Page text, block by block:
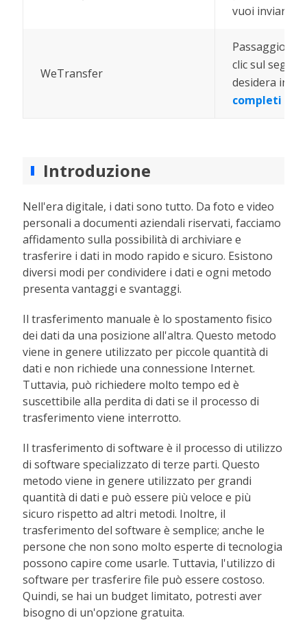
vuoi inviare
WeTransfer
Passaggio 1.
clic sul segno
desidera
completi
Introduzione
Nell'era digitale, i dati sono tutto. Da foto e video
personali a documenti aziendali riservati, facciamo
affidamento sulla possibilità di archiviare e
trasferire i dati in modo rapido e sicuro. Esistono
diversi modi per condividere i dati e ogni metodo
presenta vantaggi e svantaggi.
Il trasferimento manuale è lo spostamento fisico
dei dati da una posizione all'altra. Questo metodo
viene in genere utilizzato per piccole quantità di
dati e non richiede una connessione Internet.
Tuttavia, può richiedere molto tempo ed è
suscettibile alla perdita di dati se il processo di
trasferimento viene interrotto.
Il trasferimento di software è il processo di utilizzo
di software specializzato di terze parti. Questo
metodo viene in genere utilizzato per grandi
quantità di dati e può essere più veloce e più
sicuro rispetto ad altri metodi. Inoltre, il
trasferimento del software è semplice; anche le
persone che non sono molto esperte di tecnologia
possono capire come usarle. Tuttavia, l'utilizzo di
software per trasferire file può essere costoso.
Quindi, se hai un budget limitato, potresti aver
bisogno di un'opzione gratuita.